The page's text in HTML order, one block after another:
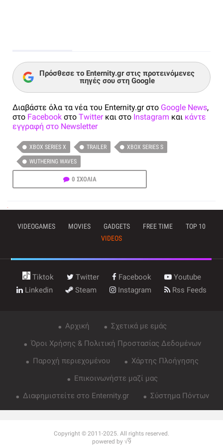
Πρόσθεσε το Enternity.gr στις προτεινόμενες
πηγές σου στη Google
Διαβάστε όλα τα νέα του Enternity.gr στο Google News,
στο Facebook στο Twitterκαι στο Instagram και κάντε
εγγραφή στο Newsletter
XBOX SERIES X TRAILER XBOX SERIES S
WUTHERING WAVES
0 ΣΧΟΛΙΑ
VIDEOGAMES MOVIES GADGETS FREE TIME
TOP 10
VIDEOS
Tiktok Twitter Facebook
Youtube
Linkedin
Steam Instagram Rss Feeds
Αρχική
Σχετικά με εμάς
Όροι Χρήσης & Πολιτική Προστασίας Δεδομένων
Παροχή περιεχομένου
Χάρτης Πλοήγησης
Επικοινωνήστε μαζί μας
Διαφημιστείτε στο Enternity.gr
Σύστημα Πόντων
Copyright © 2011-2025. All rights reserved.
powered by √9